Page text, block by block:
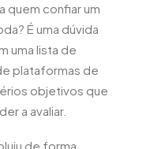
quem confiar um
É uma dúvida
uma lista de
plataformas de
objetivos que
a avaliar.
de forma